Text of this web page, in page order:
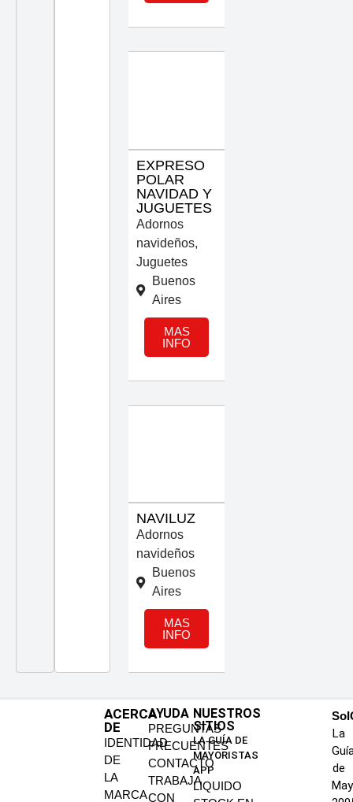
EXPRESO
POLAR
NAVIDAD Y
JUGUETES
Adornos
navideños,
Juguetes
Buenos
Aires
MAS
INFO
NAVILUZ
Adornos
navideños
Buenos
Aires
MAS
INFO
ACERCA
DE
IDENTIDAD
DE
LA
MARCA
AYUDA
PREGUNTAS
FRECUENTES
CONTACTO
TRABAJA
CON
NUESTROS
SITIOS
LA GUÍA DE
MAYORISTAS
APP
LIQUIDO
La
de